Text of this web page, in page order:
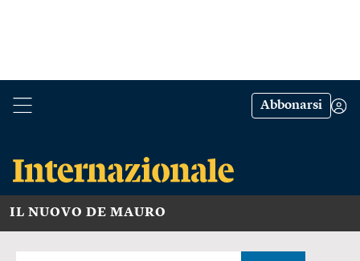
Abbonarsi
IL NUOVO DE MAURO